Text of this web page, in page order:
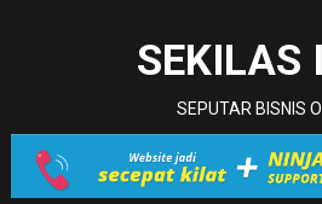
SEKILAS
SEPUTAR BISNIS